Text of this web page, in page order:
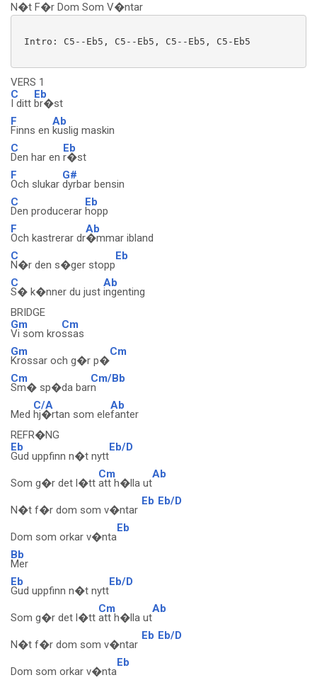
N�t F�r Dom Som V�ntar
Intro: C5--Eb5, C5--Eb5, C5--Eb5, C5-Eb5
VERS 1
C
I ditt
Eb
br�st
F
Finns en
Ab
kuslig maskin
C
Den har en
Eb
r�st
F
Och slukar
G#
dyrbar bensin
C
Den producerar
Eb
hopp
F
Och kastrerar dr
Ab
�mmar ibland
C
N�r den s�ger stopp
Eb
C
S� k�nner du just
Ab
ingenting
BRIDGE
Gm
Vi som kro
Cm
ssas
Gm
Krossar och g�r p�
Cm
Cm
Sm� sp�da bar
Cm/Bb
n
Med
C/A
hj�rtan som ele
Ab
fanter
REFR�NG
Eb
Gud uppfinn n�t nytt
Eb/D
Som g�r det l�tt
Cm
att h�lla ut
Ab
N�t f�r dom som v�ntar
Eb Eb/D
Dom som orkar v�nta
Eb
Bb
Mer
Eb
Gud uppfinn n�t nytt
Eb/D
Som g�r det l�tt
Cm
att h�lla ut
Ab
N�t f�r dom som v�ntar
Eb Eb/D
Dom som orkar v�nta
Eb